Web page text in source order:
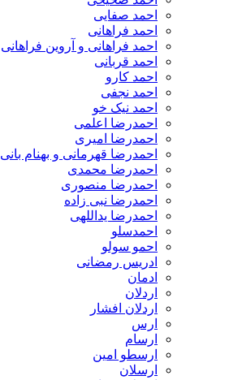
احمد صفایی
احمد فراهانی
احمد فراهانی و آروین فراهانی
احمد قربانی
احمد کارو
احمد نجفی
احمد نیک خو
احمدرضا اعلمی
احمدرضا امیری
احمدرضا قهرمانی و بهنام بانی
احمدرضا محمدی
احمدرضا منصوری
احمدرضا نبی زاده
احمدرضا یداللهی
احمدسلو
احمو سولو
ادریس رمضانی
ادمان
اردلان
اردلان افشار
ارس
ارسام
ارسطو امین
ارسلان